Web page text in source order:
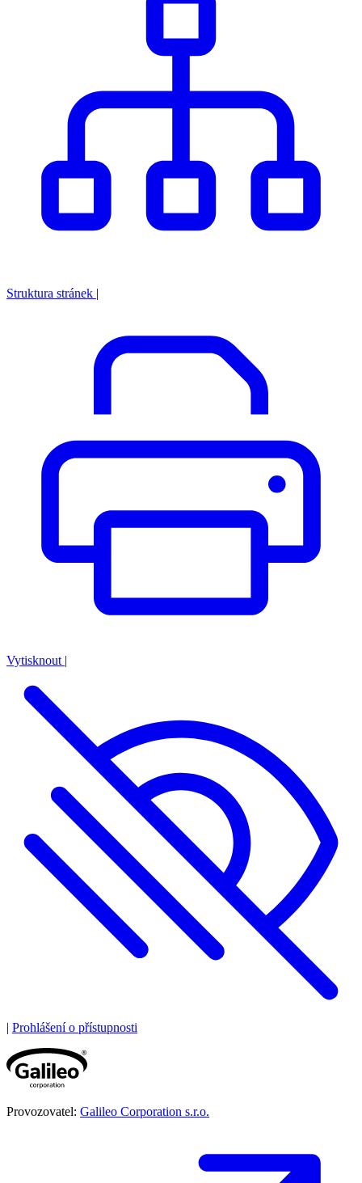
Struktura stránek |
Vytisknout |
| Prohlášení o přístupnosti
Provozovatel: Galileo Corporation s.r.o.